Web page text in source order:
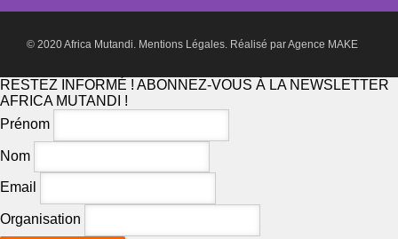
© 2020 Africa Mutandi. Mentions Légales. Réalisé parAgence MAKE
RESTEZ INFORMÉ ! ABONNEZ-VOUS À LA NEWSLETTER
AFRICA MUTANDI !
Prénom
Nom
Email
Organisation